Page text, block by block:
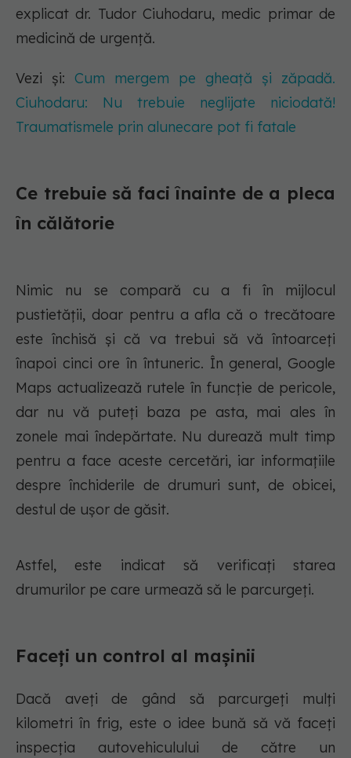
explicat dr. Tudor Ciuhodaru, medic primar de
medicină de urgență.
Vezi și: Cum mergem pe gheață și zăpadă.
Ciuhodaru: Nu trebuie neglijate niciodată!
Traumatismele prin alunecare pot fi fatale
Ce trebuie să faci înainte de a pleca
în călătorie
Nimic nu se compară cu a fi în mijlocul
pustietății, doar pentru a afla că o trecătoare
este închisă și că va trebui să vă întoarceți
înapoi cinci ore în întuneric. În general, Google
Maps actualizează rutele în funcție de pericole,
dar nu vă puteți baza pe asta, mai ales în
zonele mai îndepărtate. Nu durează mult timp
pentru a face aceste cercetări, iar informațiile
despre închiderile de drumuri sunt, de obicei,
destul de ușor de găsit.
Astfel, este indicat să verificați starea
drumurilor pe care urmează să le parcurgeți.
Faceți un control al mașinii
Dacă aveți de gând să parcurgeți mulți
kilometri în frig, este o idee bună să vă faceți
inspecția autovehiculului de către un